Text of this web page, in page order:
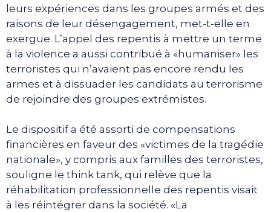
leurs expériences dans les groupes armés et des
raisons de leur désengagement, met-t-elle en
exergue. L’appel des repentis à mettre un terme
à la violence a aussi contribué à «humaniser» les
terroristes qui n’avaient pas encore rendu les
armes et à dissuader les candidats au terrorisme
de rejoindre des groupes extrémistes.
Le dispositif a été assorti de compensations
financières en faveur des «victimes de la tragédie
nationale», y compris aux familles des terroristes,
souligne le think tank, qui relève que la
réhabilitation professionnelle des repentis visait
à les réintégrer dans la société. «La